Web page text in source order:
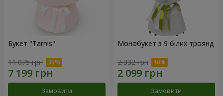
Букет "Tarnis"
11 075 грн
Замовити
Монобукет з 9 білих троянд
2 332 грн
Замовити